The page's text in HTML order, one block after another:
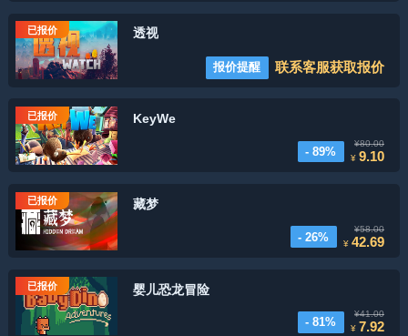
已报价 透视
报价提醒 联系客服获取报价
已报价 KeyWe
- 89%
¥80.00
¥9.10
已报价 藏梦
- 26%
¥58.00
¥42.69
已报价 婴儿恐龙冒险
- 81%
¥41.00
¥ 7.92